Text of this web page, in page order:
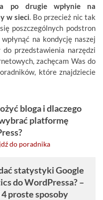
po drugie wpłynie na
w sieci. Bo przecież nic tak
poszczególnych podstron
na kondycję naszej
przedstawienia narzędzi
zachęcam Was do
które znajdziecie
bloga i dlaczego
platformę
do poradnika
statystyki Google
do WordPressa? –
4 proste sposoby